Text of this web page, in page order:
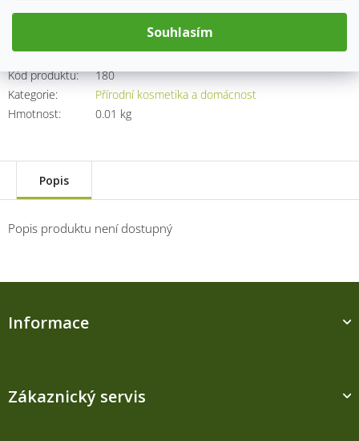
Souhlasím
Kód produktu:
180
Kategorie:
Přírodní kosmetika a domácnost
Hmotnost: 0.01 kg
cena:
Přidat do košíku
Popis
Popis produktu není dostupný
Informace
Zákaznický servis